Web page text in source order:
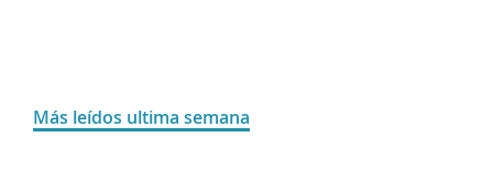
Más leídos ultima semana